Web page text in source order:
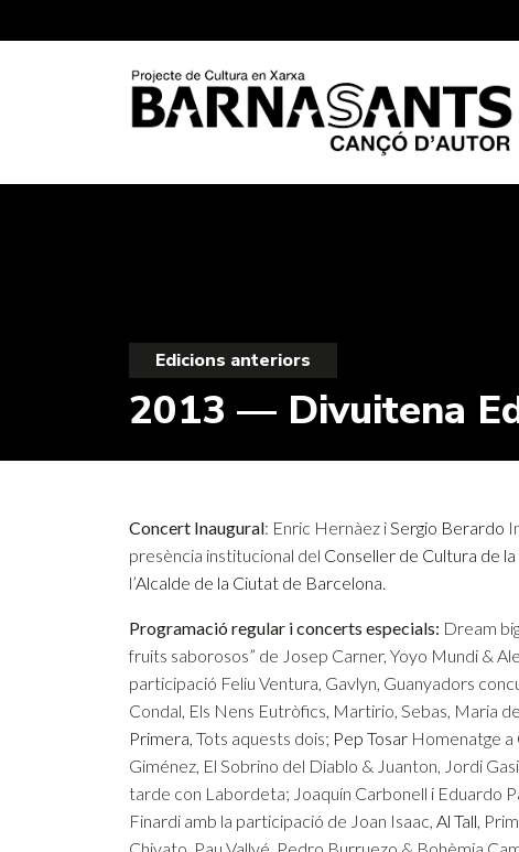
Edicions anteriors
2013 — Divuitena
Concert Inaugural: Enric Hernàez i Sergio Berardo
presència institucional del Conseller de Cultura de
l’Alcalde de la Ciutat de Barcelona
Programació regular i concerts especials: Dream
fruits saborosos” de Josep Carner, Yoyo Mundi &
participació Feliu Ventura, Gavlyn, Guanyadors
Condal, Els Nens Eutròfics, Martirio, Sebas, Maria
Primera , Tots aquests dois; Pep Tosar Homenatge a
Giménez, El Sobrino del Diablo & Juanton, Jordi
tarde con Labordeta; Joaquín Carbonell i Eduardo
Finardi amb la participació de Joan Isaac, Al Tall ,
Chivato, Pau Vallvé, Pedro Burruezo & Bohèmia